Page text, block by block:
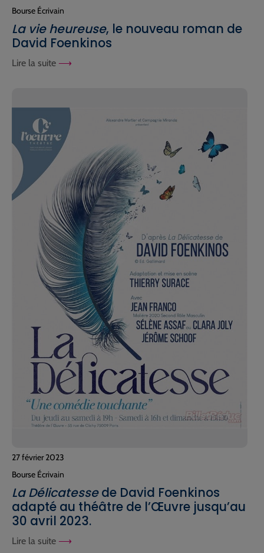
Bourse Écrivain
La vie heureuse, le nouveau roman de
David Foenkinos
Lire la suite
27 février 2023
Bourse Écrivain
La Délicatessede David Foenkinos
adapté au théâtre de l’Œuvre jusqu’au
30 avril 2023.
Lire la suite